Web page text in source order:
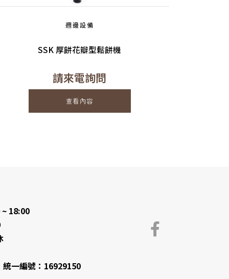
週邊設備
SSK 厚餅花瓣型鬆餅機
請來電詢問
查看內容
18:00
一編號：16929150